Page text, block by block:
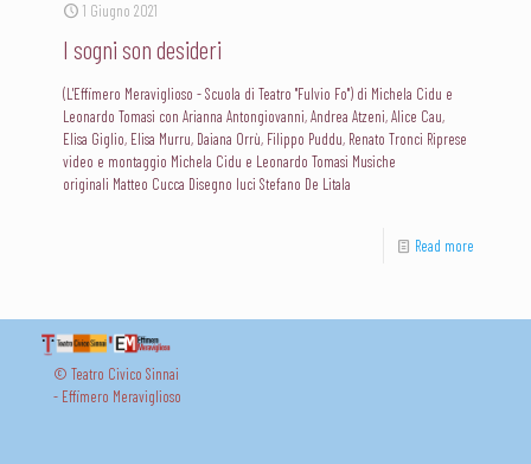
1 Giugno 2021
I sogni son desideri
(L'Effimero Meraviglioso - Scuola di Teatro "Fulvio Fo") di Michela Cidu e
Leonardo Tomasi con Arianna Antongiovanni, Andrea Atzeni, Alice Cau,
Elisa Giglio, Elisa Murru, Daiana Orrù, Filippo Puddu, Renato Tronci Riprese
video e montaggio Michela Cidu e Leonardo Tomasi Musiche
originali Matteo Cucca Disegno luci Stefano De Litala
Read more
© Teatro Civico Sinnai
- Effimero Meraviglioso